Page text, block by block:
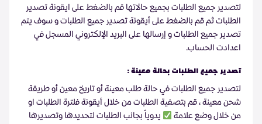
لتصدير جميع الطلبات بجميع حالاتها قم بالضغط على ايقونة تصدير
الطلبات ثم قم بالضغط على أيقونة تصدير جميع الطلبات و سوف يتم
تصدير جميع الطلبات و إرسالها على البريد الإلكتروني المسجل في
اعدادت الحساب.
تصدير جميع الطلبات بحالة معينة :
لتصدير جميع الطلبات في حالة طلب معينة أو تاريخ معين أو طريقة
شحن معينة ، قم بتصفية الطلبات من خلال أيقونة فلترة الطلبات او
من خلال وضع علامة
يدوياً بجانب الطلبات لتحديدها وتصديرها